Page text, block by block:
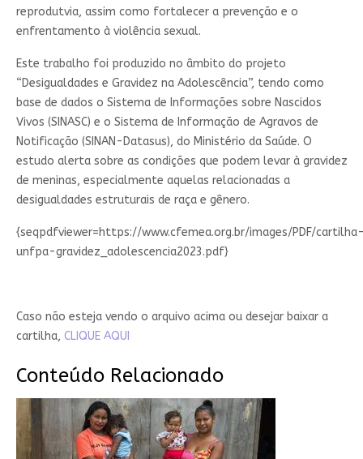
reprodutvia, assim como fortalecer a prevenção e o
enfrentamento à violência sexual.
Este trabalho foi produzido no âmbito do projeto
“Desigualdades e Gravidez na Adolescência”, tendo como
base de dados o Sistema de Informações sobre Nascidos
Vivos (SINASC) e o Sistema de Informação de Agravos de
Notificação (SINAN-Datasus), do Ministério da Saúde. O
estudo alerta sobre as condições que podem levar à gravidez
de meninas, especialmente aquelas relacionadas a
desigualdades estruturais de raça e gênero.
{seqpdfviewer=https://www.cfemea.org.br/images/PDF/
unfpa-gravidez_adolescencia2023.pdf}
Caso não esteja vendo o arquivo acima ou desejar baixar a
cartilha, CLIQUE AQUI
Conteúdo Relacionado